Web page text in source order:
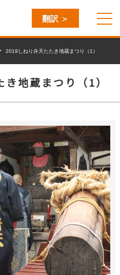
2019しねり弁天たたき地蔵まつり（1）
地蔵まつり（1）
翻訳 ＞